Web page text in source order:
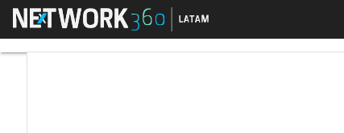
Menú Ciberseguridad